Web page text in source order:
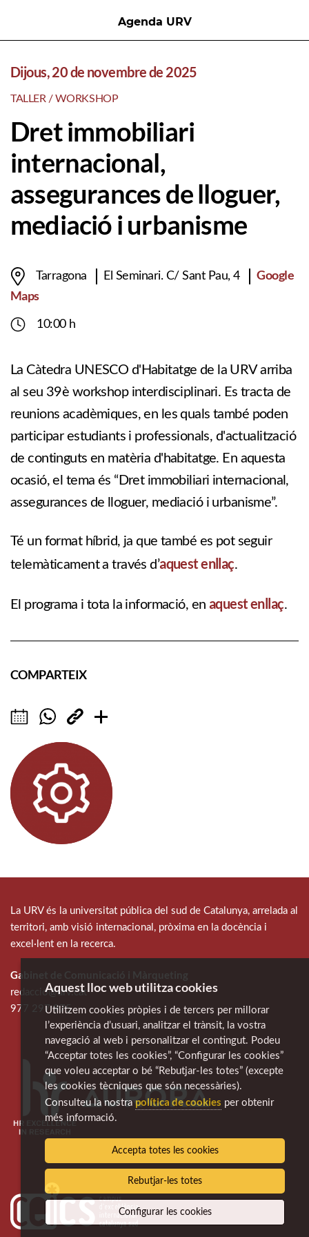
Agenda URV
Dijous, 20 de novembre de 2025
TALLER / WORKSHOP
Dret immobiliari
internacional,
assegurances de lloguer,
mediació i urbanisme
Tarragona El Seminari. C/ Sant Pau, 4
Google
Maps
10:00 h
La Càtedra UNESCO d'Habitatge de la URV arriba
al seu 39è workshop interdisciplinari. Es tracta de
reunions acadèmiques, en les quals també poden
participar estudiants i professionals, d'actualització
de continguts en matèria d'habitatge. En aquesta
ocasió, el tema és “Dret immobiliari internacional,
assegurances de lloguer, mediació i urbanisme”.
Té un format híbrid, ja que també es pot seguir
telemàticament a través d’aquest enllaç.
El programa i tota la informació, en aquest enllaç.
COMPARTEIX
La URV és la universitat pública del sud de Catalunya, arrelada al
territori, amb visió internacional, pròxima en la docència i
excel·lent en la recerca.
Gabinet de Comunicació i Màrqueting
redaccio@urv.cat
977 297 975
Aquest lloc web utilitza cookies
Utilitzem cookies pròpies i de tercers per millorar
l’experiència d’usuari, analitzar el trànsit, la vostra
navegació al web i personalitzar el contingut. Podeu
“Acceptar totes les cookies”, “Configurar les cookies”
que voleu acceptar o bé “Rebutjar-les totes” (excepte
les cookies tècniques que són necessàries).
Consulteu la nostra política de cookies per obtenir
més informació.
Accepta totes les cookies
Rebutjar-les totes
Configurar les cookies